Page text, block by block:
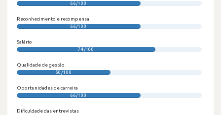
66/100
Reconhecimento e recompensa
66/100
Salário
74/100
Qualidade de gestão
50/100
Oportunidades de carreira
66/100
Dificuldade das entrevistas